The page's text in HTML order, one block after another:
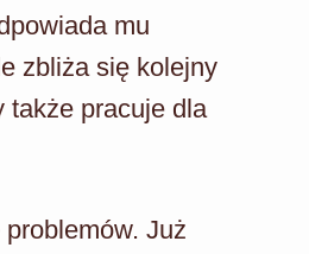
mu
zbliża się kolejny
także pracuje dla
Już